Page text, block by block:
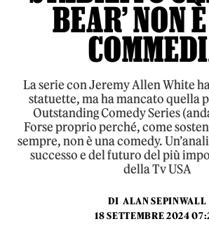
BEAR’ NON
La serie con Jeremy Allen White
statuette, ma ha mancato quella
Outstanding Comedy Series
Forse proprio perché, come
sempre, non è una comedy.
successo e del futuro del più
della Tv USA
DI ALAN SEPINWALL
18 SETTEMBRE 2024